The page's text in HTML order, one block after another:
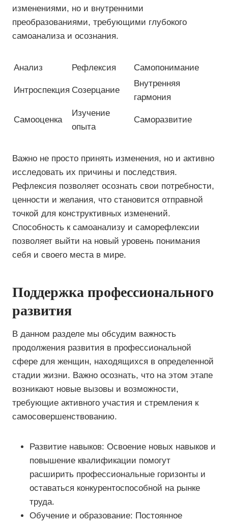
изменениями, но и внутренними
преобразованиями, требующими глубокого
самоанализа и осознания.
Анализ Рефлексия Самопонимание
Интроспекция Созерцание
Внутренняя
гармония
Самооценка
Изучение
опыта
Саморазвитие
Важно не просто принять изменения, но и активно
исследовать их причины и последствия.
Рефлексия позволяет осознать свои потребности,
ценности и желания, что становится отправной
точкой для конструктивных изменений.
Способность к самоанализу и саморефлексии
позволяет выйти на новый уровень понимания
себя и своего места в мире.
Поддержка профессионального
развития
В данном разделе мы обсудим важность
продолжения развития в профессиональной
сфере для женщин, находящихся в определенной
стадии жизни. Важно осознать, что на этом этапе
возникают новые вызовы и возможности,
требующие активного участия и стремления к
самосовершенствованию.
Развитие навыков: Освоение новых навыков и
повышение квалификации помогут
расширить профессиональные горизонты и
оставаться конкурентоспособной на рынке
труда.
Обучение и образование: Постоянное